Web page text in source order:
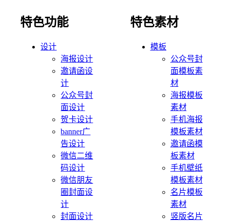
特色功能
设计
海报设计
邀请函设
计
公众号封
面设计
贺卡设计
banner广
告设计
微信二维
码设计
微信朋友
圈封面设
计
封面设计
特色素材
模板
公众号封
面模板素
材
海报模板
素材
手机海报
模板素材
邀请函模
板素材
手机壁纸
模板素材
名片模板
素材
竖版名片